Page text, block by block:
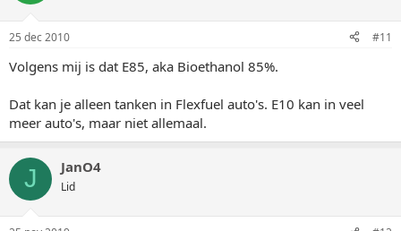
25 dec 2010 #11
Volgens mij is dat E85, aka Bioethanol 85%.
Dat kan je alleen tanken in Flexfuel auto's. E10 kan in veel
meer auto's, maar niet allemaal.
J JanO4
Lid